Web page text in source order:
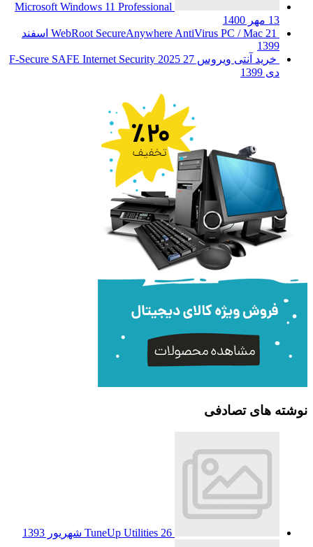
Microsoft Windows 11 Professional
13 مهر 1400
WebRoot SecureAnywhere AntiVirus PC / Mac 21 اسفند
1399
خرید آنتی ویروس F-Secure SAFE Internet Security 2025 27
دی 1399
نوشته های تصادفی
TuneUp Utilities 26 شهریور 1393